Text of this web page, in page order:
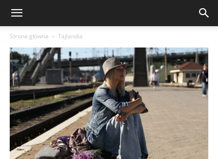
Strona główna Tajlandia